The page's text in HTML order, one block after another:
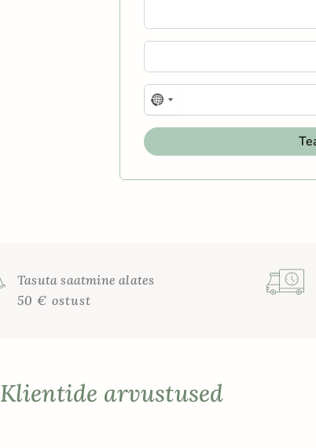
No
Tasuta saatmine alates
50 € ostust
Klientide arvustused